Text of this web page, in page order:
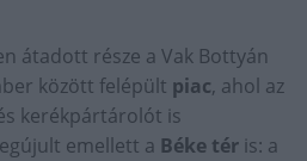
átadott része a Vak Bottyán
között felépült piac, ahol az
kerékpártárolót is
emellett a Béke tér is: a